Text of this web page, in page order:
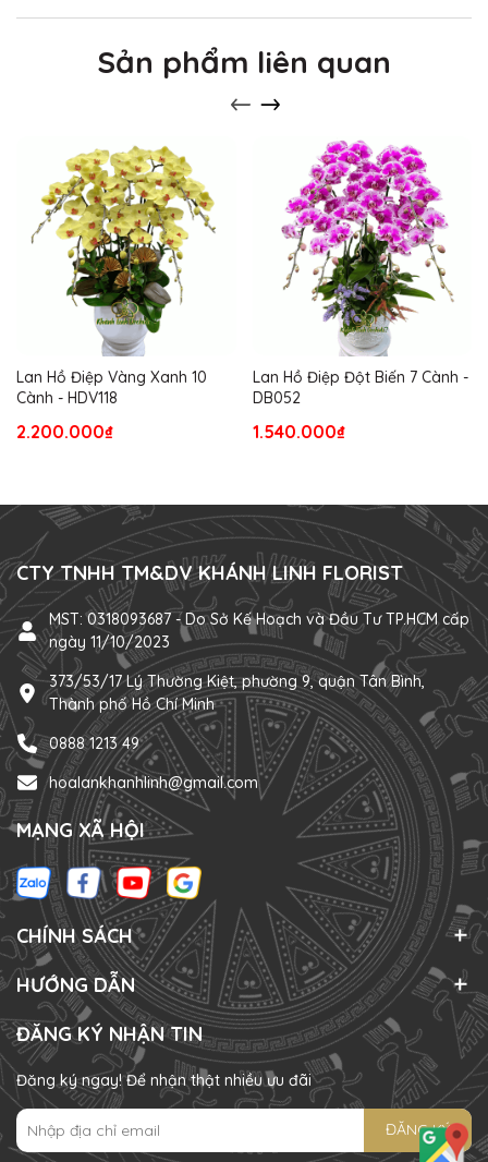
Sản phẩm liên quan
Lan Hồ Điệp Vàng Xanh 10
Cành - HDV118
2.200.000₫
Lan Hồ Điệp Đột Biến 7 Cành -
DB052
1.540.000₫
CTY TNHH TM&DV KHÁNH LINH FLORIST
MST: 0318093687 - Do Sở Kế Hoạch và Đầu Tư TP.HCM cấp
ngày 11/10/2023
373/53/17 Lý Thường Kiệt, phường 9, quận Tân Bình,
Thành phố Hồ Chí Minh
0888 1213 49
hoalankhanhlinh@gmail.com
MẠNG XÃ HỘI
CHÍNH SÁCH
HƯỚNG DẪN
ĐĂNG KÝ NHẬN TIN
Đăng ký ngay! Để nhận thật nhiều ưu đãi
ĐĂNG KÝ